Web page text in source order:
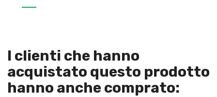
I clienti che hanno
acquistato questo prodotto
hanno anche comprato: